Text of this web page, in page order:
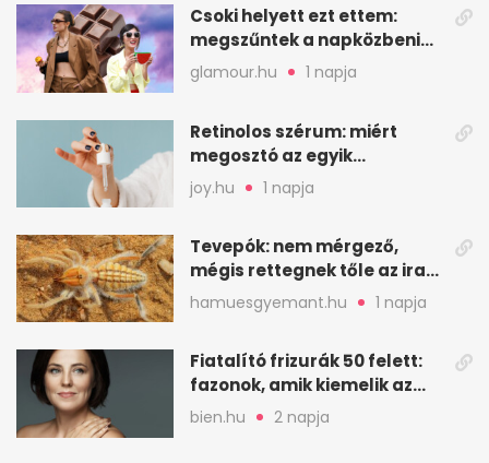
Csoki helyett ezt ettem:
megszűntek a napközbeni
nassolási rohamok
glamour.hu 1 napja
Retinolos szérum: miért
megosztó az egyik
leghatásosabb
öregedésgátló?
joy.hu 1 napja
Tevepók: nem mérgező,
mégis rettegnek tőle az iraki
sivatagban
hamuesgyemant.hu 1 napja
Fiatalító frizurák 50 felett:
fazonok, amik kiemelik az
arcodat
bien.hu 2 napja